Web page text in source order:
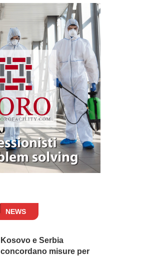
NEWS
Kosovo e Serbia
concordano misure per